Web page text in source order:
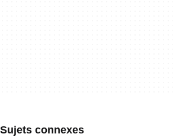
Sujets connexes